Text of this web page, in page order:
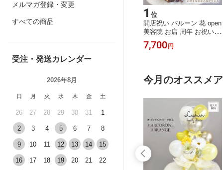
メルマガ登録・変更
すべての商品
受注・発送カレンダー
2026年8月
日 月 火 水 木 金 土
26 27 28 29 30 31 1
2 3 4 5 6 7 8
9 10 11 12 13 14 15
16 17 18 19 20 21 22
ン ヘリウム
け バースデ
バルーン ゴム風船 ヘリウ
プル 男の子 女の子 色が選
べる ラバー パステル くす
ー ベージュ ピンク 浮かぶ
送 ルシアン
1 位
開店祝い バルーン 花 open
美容院 お店 周年 お祝い
ハサミ 誕生日 バルーン 大
人 おしゃれ オープン 電報
ナチュラル くすみカラー
シンプル ルシアン
7,700円
今月のオススメ